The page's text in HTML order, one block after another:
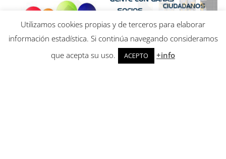
Utilizamos cookies propias y de terceros para elaborar
información estadística. Si continúa navegando consideramos
que acepta su uso.
ACEPTO +info